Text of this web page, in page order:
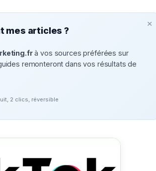
×
mes articles ?
à vos sources préférées sur
remonteront dans vos résultats de
2 clics, réversible